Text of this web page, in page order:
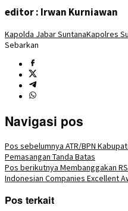
editor : Irwan Kurniawan
Kapolda Jabar SuntanaKapolres
Sebarkan
Navigasi pos
Pos sebelumnya ATR/BPN
Pemasangan Tanda Batas
Pos berikutnya Membanggakan
Indonesian Companies Excellent
Pos terkait